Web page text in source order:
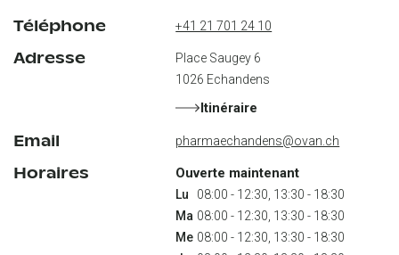
Téléphone +41 21 701 24 10
Adresse
Place Saugey 6
1026 Echandens
Itinéraire
Email pharmaechandens@ovan.ch
Horaires Ouverte maintenant
Lu
Ma
Me